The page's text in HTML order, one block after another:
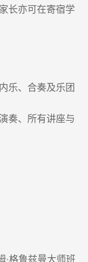
长亦可在寄宿学
乐、合奏及乐团
奏、所有讲座与
·格鲁兹曼大师班